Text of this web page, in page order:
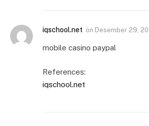
iqschool.net on Desember 29,
mobile casino paypal
References:
iqschool.net